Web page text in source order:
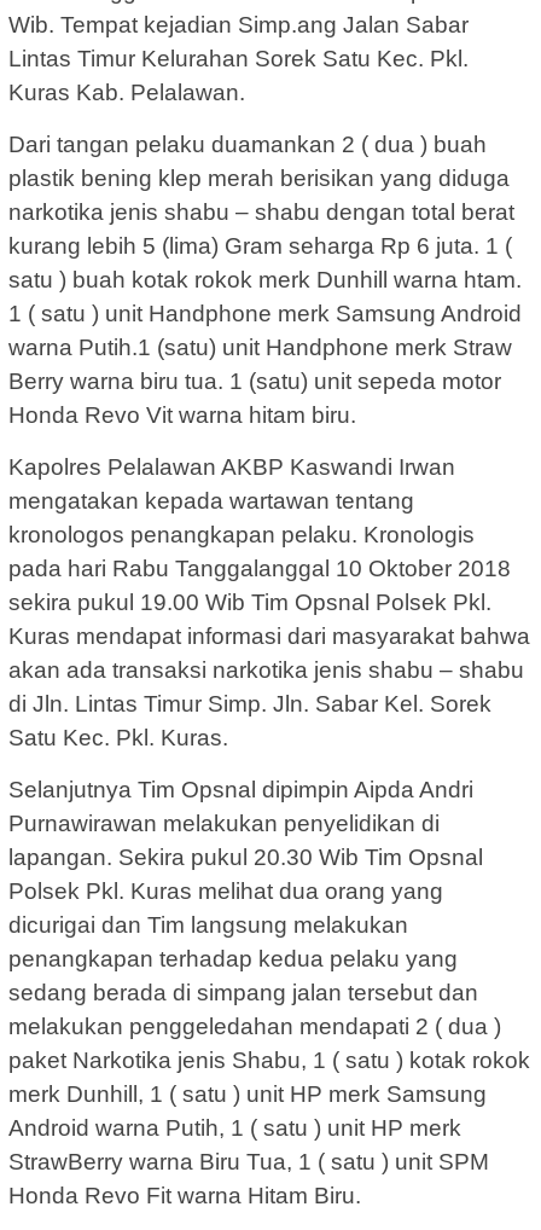
Wib. Tempat kejadian Simp.ang Jalan Sabar
Lintas Timur Kelurahan Sorek Satu Kec. Pkl.
Kuras Kab. Pelalawan.
Dari tangan pelaku duamankan 2 ( dua ) buah
plastik bening klep merah berisikan yang diduga
narkotika jenis shabu – shabu dengan total berat
kurang lebih 5 (lima) Gram seharga Rp 6 juta. 1 (
satu ) buah kotak rokok merk Dunhill warna htam.
1 ( satu ) unit Handphone merk Samsung Android
warna Putih.1 (satu) unit Handphone merk Straw
Berry warna biru tua. 1 (satu) unit sepeda motor
Honda Revo Vit warna hitam biru.
Kapolres Pelalawan AKBP Kaswandi Irwan
mengatakan kepada wartawan tentang
kronologos penangkapan pelaku. Kronologis
pada hari Rabu Tanggalanggal 10 Oktober 2018
sekira pukul 19.00 Wib Tim Opsnal Polsek Pkl.
Kuras mendapat informasi dari masyarakat bahwa
akan ada transaksi narkotika jenis shabu – shabu
di Jln. Lintas Timur Simp. Jln. Sabar Kel. Sorek
Satu Kec. Pkl. Kuras.
Selanjutnya Tim Opsnal dipimpin Aipda Andri
Purnawirawan melakukan penyelidikan di
lapangan. Sekira pukul 20.30 Wib Tim Opsnal
Polsek Pkl. Kuras melihat dua orang yang
dicurigai dan Tim langsung melakukan
penangkapan terhadap kedua pelaku yang
sedang berada di simpang jalan tersebut dan
melakukan penggeledahan mendapati 2 ( dua )
paket Narkotika jenis Shabu, 1 ( satu ) kotak rokok
merk Dunhill, 1 ( satu ) unit HP merk Samsung
Android warna Putih, 1 ( satu ) unit HP merk
StrawBerry warna Biru Tua, 1 ( satu ) unit SPM
Honda Revo Fit warna Hitam Biru.